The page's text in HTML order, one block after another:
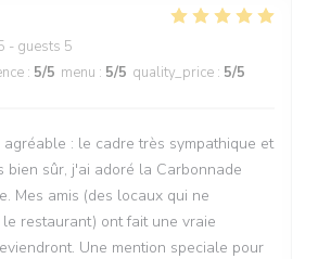
- guests 5
: 5/5 menu : 5/5 quality_price : 5/5
: le cadre très sympathique et
bien sûr, j'ai adoré la Carbonnade
Mes amis (des locaux qui ne
restaurant) ont fait une vraie
Une mention speciale pour